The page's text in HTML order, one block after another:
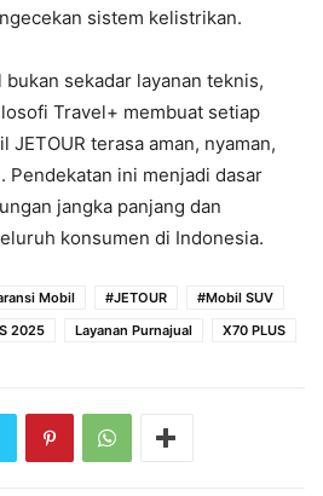
sistem kelistrikan.
bukan sekadar layanan teknis,
Travel+ membuat setiap
JETOUR terasa aman, nyaman,
Pendekatan ini menjadi dasar
jangka panjang dan
konsumen di Indonesia.
Mobil #JETOUR
#Mobil SUV
2025 Layanan Purnajual X70 PLUS